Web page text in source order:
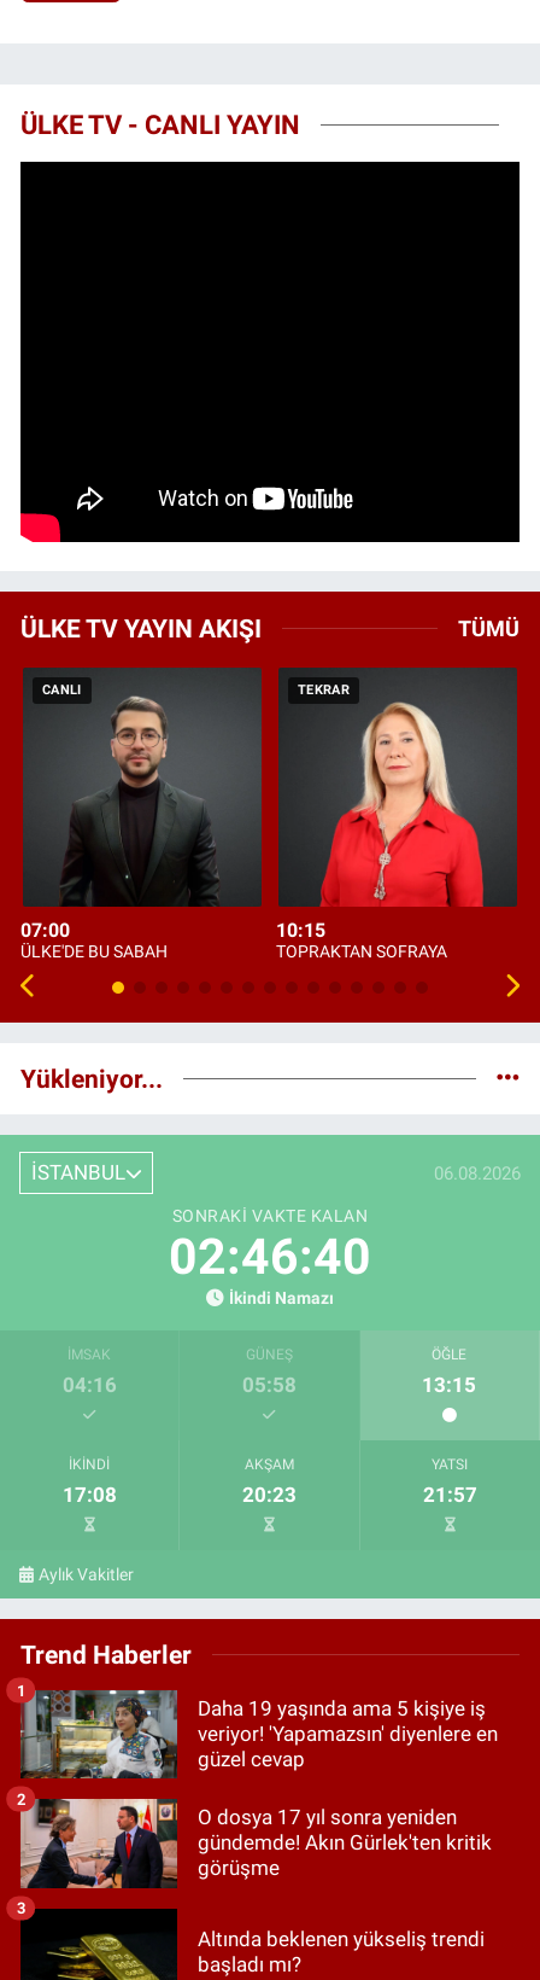
ÜLKE TV - CANLI YAYIN
ÜLKE TV YAYIN AKIŞI TÜMÜ
CANLI
07:00
ÜLKE'DE BU SABAH
TEKRAR
10:15
TOPRAKTAN SOFRAYA
Yükleniyor...
İSTANBUL 06.08.2026
SONRAKI VAKTE KALAN
02:46:39
İkindi Namazı
İMSAK
04:16
GÜNEŞ
05:58
ÖĞLE
13:15
İKINDI
17:08
AKŞAM
20:23
YATSI
21:57
Aylık Vakitler
Trend Haberler
Daha 19 yaşında ama 5 kişiye iş
veriyor! 'Yapamazsın' diyenlere en
güzel cevap
1
O dosya 17 yıl sonra yeniden
gündemde! Akın Gürlek'ten kritik
görüşme
2
Altında beklenen yükseliş trendi
başladı mı?
3